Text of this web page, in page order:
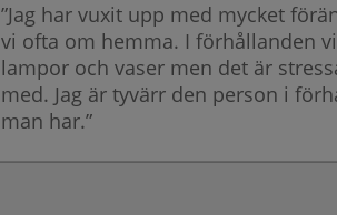
”Jag har vuxit upp med mycket
vi ofta om hemma. I förhållanden
lampor och vaser men det är
med. Jag är tyvärr den person i
man har.”